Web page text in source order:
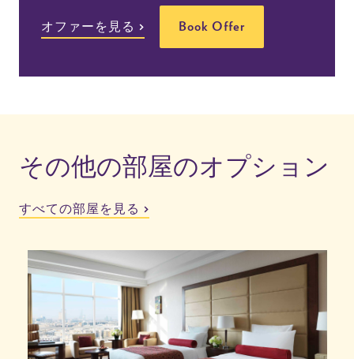
オファーを見る Book Offer
その他の部屋のオプション
すべての部屋を見る